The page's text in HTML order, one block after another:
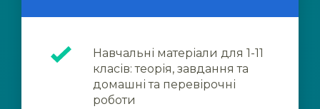
Навчальні матеріали для 1-11
класів: теорія, завдання та
домашні та перевірочні
роботи